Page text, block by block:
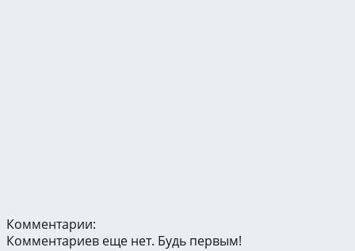
Комментарии:
Комментариев еще нет. Будь первым!